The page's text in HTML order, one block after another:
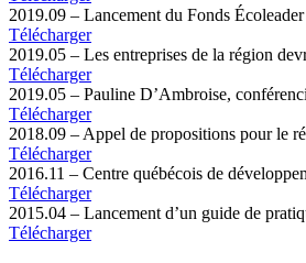
2019.09 – Lancement du Fonds
Télécharger
2019.05 – Les entreprises de la région
Télécharger
2019.05 – Pauline D’Ambroise,
Télécharger
2018.09 – Appel de propositions pour le
Télécharger
2016.11 – Centre québécois de
Télécharger
2015.04 – Lancement d’un guide de
Télécharger